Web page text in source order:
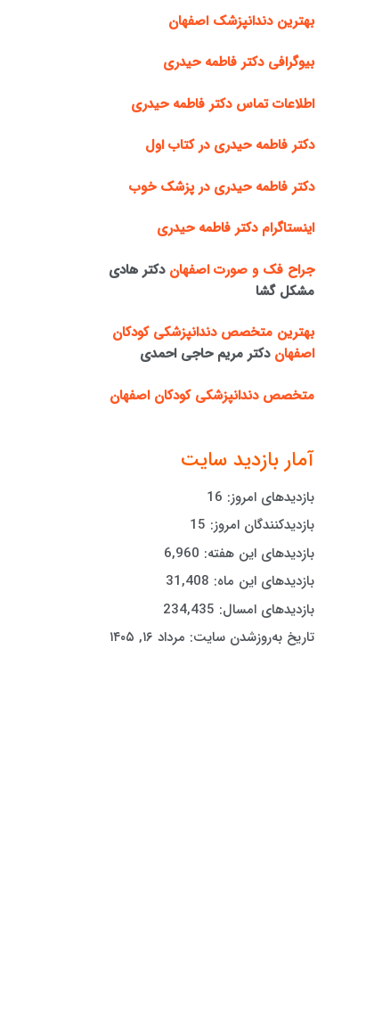
بهترین دندانپزشک اصفهان
بیوگرافی دکتر فاطمه حیدری
اطلاعات تماس دکتر فاطمه حیدری
دکتر فاطمه حیدری در کتاب اول
دکتر فاطمه حیدری در پزشک خوب
اینستاگرام دکتر فاطمه حیدری
جراح فک و صورت اصفهان دکتر هادی
مشکل گشا
بهترین متخصص دندانپزشکی کودکان
اصفهان دکتر مریم حاجی احمدی
متخصص دندانپزشکی کودکان اصفهان
آمار بازدید سایت
بازدیدهای امروز: 16
بازدیدکنندگان امروز: 15
بازدیدهای این هفته: 6,960
بازدیدهای این ماه: 31,408
بازدیدهای امسال: 234,435
تاریخ به‌روزشدن سایت: مرداد ۱۶, ۱۴۰۵